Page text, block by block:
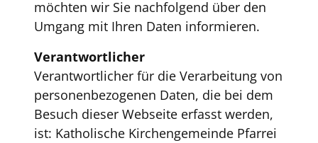
möchten wir Sie nachfolgend über den
Umgang mit Ihren Daten informieren.
Verantwortlicher
Verantwortlicher für die Verarbeitung von
personenbezogenen Daten, die bei dem
Besuch dieser Webseite erfasst werden,
ist: Katholische Kirchengemeinde Pfarrei